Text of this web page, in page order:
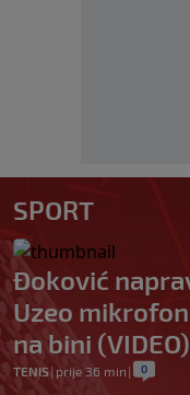
SPORT
Đoković
Uzeo
na bini (VIDEO)
TENIS| prije 36 min | 0